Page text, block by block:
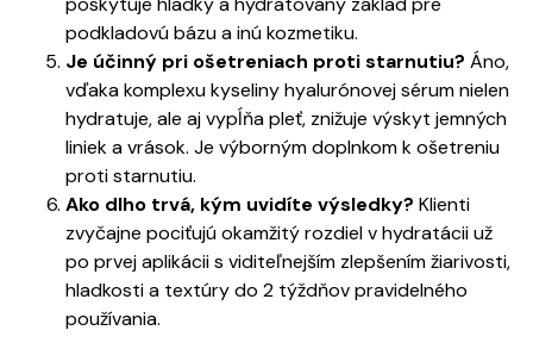
podkladovú bázu a inú kozmetiku.
Je účinný pri ošetreniach proti starnutiu? Áno,
vďaka komplexu kyseliny hyalurónovej sérum nielen
hydratuje, ale aj vypĺňa pleť, znižuje výskyt jemných
liniek a vrások. Je výborným doplnkom k ošetreniu
proti starnutiu.
Ako dlho trvá, kým uvidíte výsledky? Klienti
zvyčajne pociťujú okamžitý rozdiel v hydratácii už
po prvej aplikácii s viditeľnejším zlepšením žiarivosti,
hladkosti a textúry do 2 týždňov pravidelného
používania.